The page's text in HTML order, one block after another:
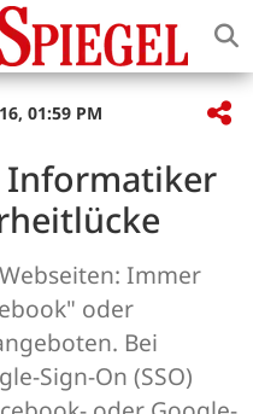
01:59 PM
Informatiker
Immer
oder
Bei
Sign-On (SSO)